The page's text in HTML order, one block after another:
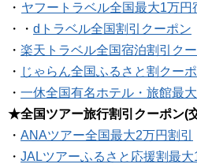
・ ヤフートラベル全国最大1万円
・・ dトラベル全国割引クーポン
・ 楽天トラベル全国宿泊割引ク
・ じゃらん全国ふるさと割クー
・ 一休全国有名ホテル・旅館最
★全国ツアー旅行割引クーポン(
・ ANAツアー全国最大2万円割引
・ JALツアーふるさと応援割最